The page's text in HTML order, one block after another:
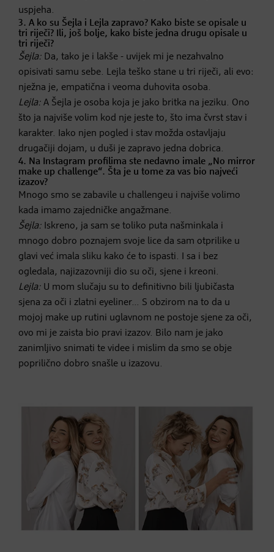
uspjeha.
3. A ko su Šejla i Lejla zapravo? Kako biste se opisale u
tri riječi? Ili, još bolje, kako biste jedna drugu opisale u
tri riječi?
Šejla: Da, tako je i lakše - uvijek mi je nezahvalno
opisivati samu sebe. Lejla teško stane u tri riječi, ali evo:
nježna je, empatična i veoma duhovita osoba.
Lejla: A Šejla je osoba koja je jako britka na jeziku. Ono
što ja najviše volim kod nje jeste to, što ima čvrst stav i
karakter. Iako njen pogled i stav možda ostavljaju
drugačiji dojam, u duši je zapravo jedna dobrica.
4. Na Instagram profilima ste nedavno imale „No mirror
make up challenge“. Šta je u tome za vas bio najveći
izazov?
Mnogo smo se zabavile u challengeu i najviše volimo
kada imamo zajedničke angažmane.
Šejla: Iskreno, ja sam se toliko puta našminkala i
mnogo dobro poznajem svoje lice da sam otprilike u
glavi već imala sliku kako će to ispasti. I sa i bez
ogledala, najizazovniji dio su oči, sjene i kreoni.
Lejla: U mom slučaju su to definitivno bili ljubičasta
sjena za oči i zlatni eyeliner… S obzirom na to da u
mojoj make up rutini uglavnom ne postoje sjene za oči,
ovo mi je zaista bio pravi izazov. Bilo nam je jako
zanimljivo snimati te videe i mislim da smo se obje
poprilično dobro snašle u izazovu.